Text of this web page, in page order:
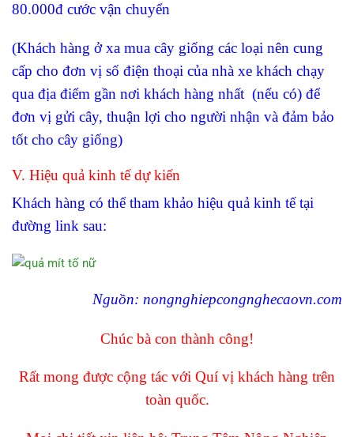
80.000đ cước vận chuyển
(Khách hàng ở xa mua cây giống các loại nên cung
cấp cho đơn vị số điện thoại của nhà xe khách chạy
qua địa điểm gần nơi khách hàng nhất (nếu có) để
đơn vị gửi cây, thuận lợi cho người nhận và đảm bảo
tốt cho cây giống)
V. Hiệu quả kinh tế dự kiến
Khách hàng có thể tham khảo hiệu quả kinh tế tại
đường link sau:
Nguồn: nongnghiepcongnghecaovn.com
Chúc bà con thành công!
Rất mong được cộng tác với Quí vị khách hàng trên
toàn quốc.